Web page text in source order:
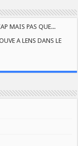
MAIS PAS QUE...
A LENS DANS LE